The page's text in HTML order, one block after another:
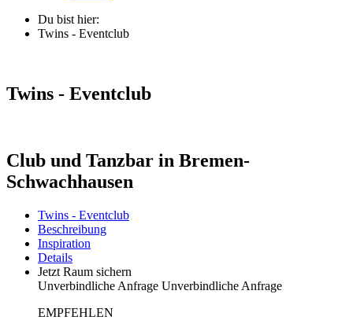
Du bist hier:
Twins - Eventclub
Twins - Eventclub
Club und Tanzbar in Bremen-
Schwachhausen
Twins - Eventclub
Beschreibung
Inspiration
Details
Jetzt Raum sichern
Unverbindliche Anfrage Unverbindliche Anfrage
EMPFEHLEN